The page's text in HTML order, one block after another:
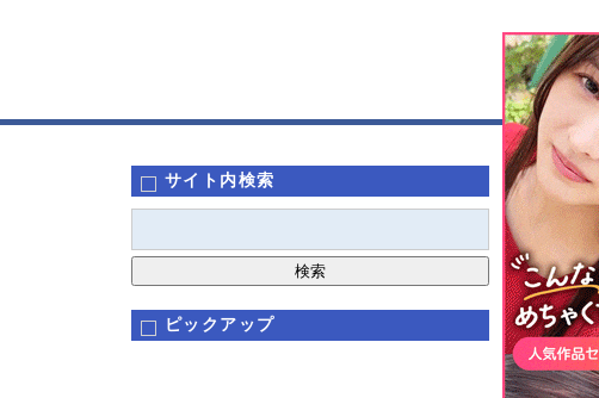
サイト内検索
ピックアップ